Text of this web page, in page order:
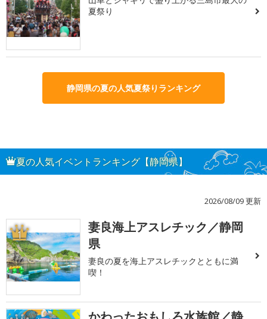
夏祭り
静岡県の夏の人気夏祭りランキング
夏の人気イベントランキング【静岡県】
2026/08/09 更新
1
妻良海上アスレチック／静岡
県
妻良の夏を海上アスレチックとともに満
喫！